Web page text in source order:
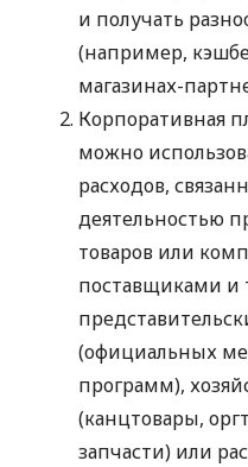
и получать
(например,
магазинах-
Корпоративная
можно
расходов,
деятельностью
товаров или
поставщиками и
(официальных
программ),
(канцтовары,
запчасти) или